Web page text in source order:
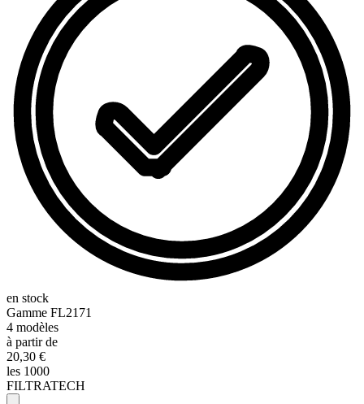
en stock
Gamme FL2171
4 modèles
à partir de
20,30 €
les 1000
FILTRATECH